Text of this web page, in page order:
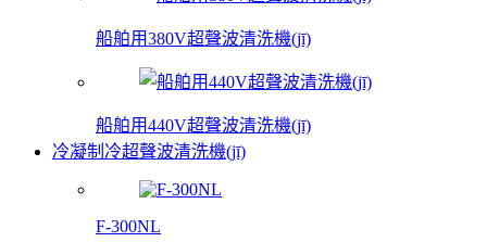
船舶用380V超聲波清洗機(jī)
船舶用440V超聲波清洗機(jī)
冷凝制冷超聲波清洗機(jī)
F-300NL